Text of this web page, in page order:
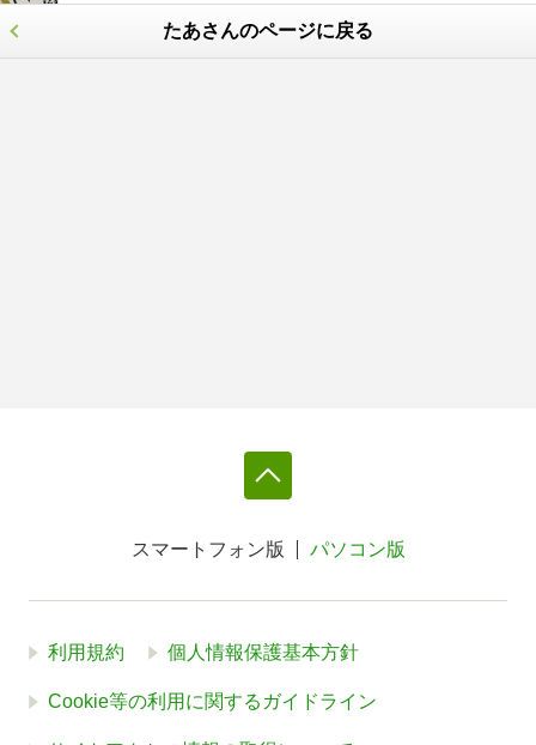
たあさんのページに戻る
スマートフォン版 パソコン版
利用規約 個人情報保護基本方針
Cookie等の利用に関するガイドライン